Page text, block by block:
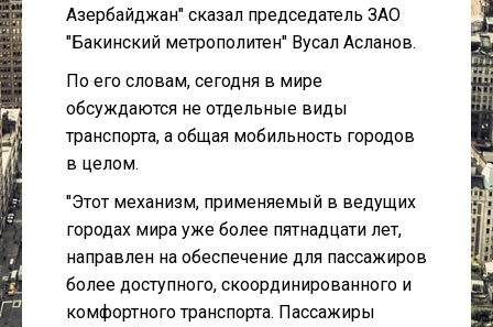
Азербайджан" сказал председатель ЗАО
"Бакинский метрополитен" Вусал Асланов.
По его словам, сегодня в мире
обсуждаются не отдельные виды
транспорта, а общая мобильность городов
в целом.
"Этот механизм, применяемый в ведущих
городах мира уже более пятнадцати лет,
направлен на обеспечение для пассажиров
более доступного, скоординированного и
комфортного транспорта. Пассажиры